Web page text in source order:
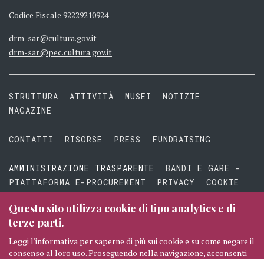
Codice Fiscale 92229210924
drm-sar@cultura.gov.it
drm-sar@pec.cultura.gov.it
STRUTTURA ATTIVITÀ MUSEI
NOTIZIE
MAGAZINE
CONTATTI RISORSE PRESS FUNDRAISING
AMMINISTRAZIONE TRASPARENTE
BANDI E GARE -
PIATTAFORMA E-PROCUREMENT
PRIVACY
COOKIE
TERMINI E CONDIZIONI
Questo sito utilizza cookie di tipo analytics e di
terze parti.
Leggi l'informativa per saperne di più sui cookie e su come negare il
consenso al loro uso. Proseguendo nella navigazione, acconsenti